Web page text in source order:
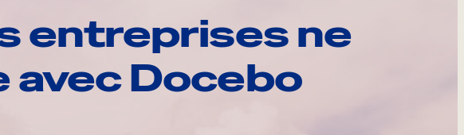
entreprises ne
avec Docebo